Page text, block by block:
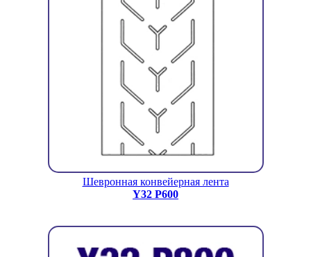
Шевронная конвейерная лента
Y32 P600